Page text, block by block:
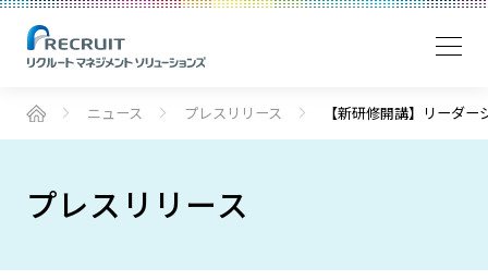
ニュース プレスリリース 【新研修開講】リーダ
プレスリリース